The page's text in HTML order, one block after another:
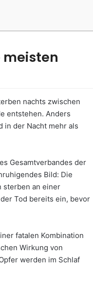
nachts zwischen
entstehen. Anders
in der Nacht mehr als
Gesamtverbandes der
Bild: Die
sterben an einer
Tod bereits ein, bevor
fatalen Kombination
Wirkung von
werden im Schlaf